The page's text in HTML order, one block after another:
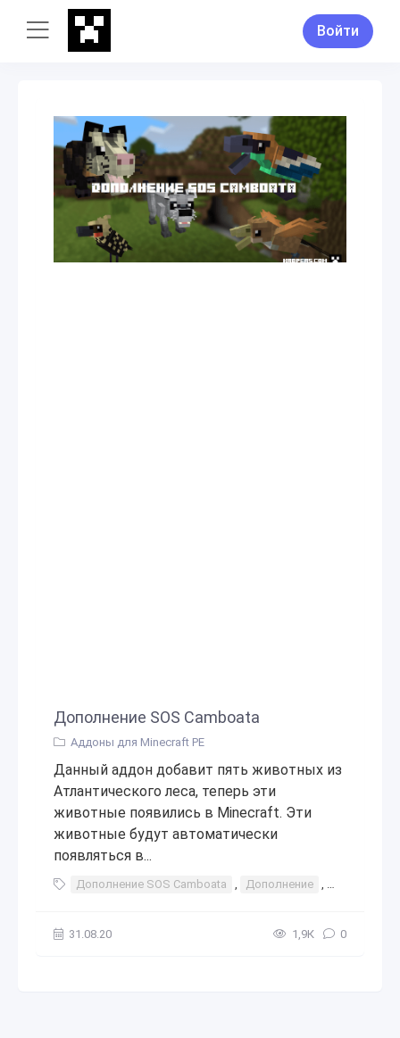
Войти
Дополнение SOS Camboata
Аддоны для Minecraft PE
Данный аддон добавит пять животных из
Атлантического леса, теперь эти
животные появились в Minecraft. Эти
животные будут автоматически
появляться в...
Дополнение SOS Camboata , Дополнение , SOS
31.08.20 1,9К 0